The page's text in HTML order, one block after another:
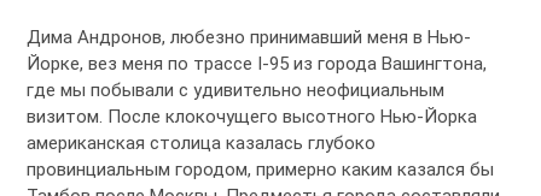
Дима Андронов, любезно принимавший меня в Нью-
Йорке, вез меня по трассе I-95 из города Вашингтона,
где мы побывали с удивительно неофициальным
визитом. После клокочущего высотного Нью-Йорка
американская столица казалась глубоко
провинциальным городом, примерно каким казался бы